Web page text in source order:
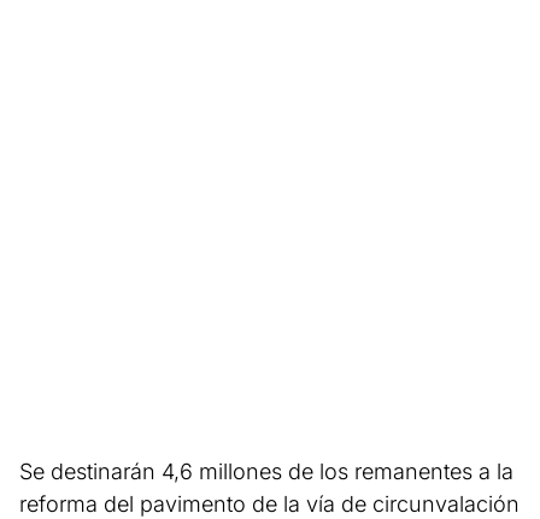
Se destinarán 4,6 millones de los remanentes a la
reforma del pavimento de la vía de circunvalación